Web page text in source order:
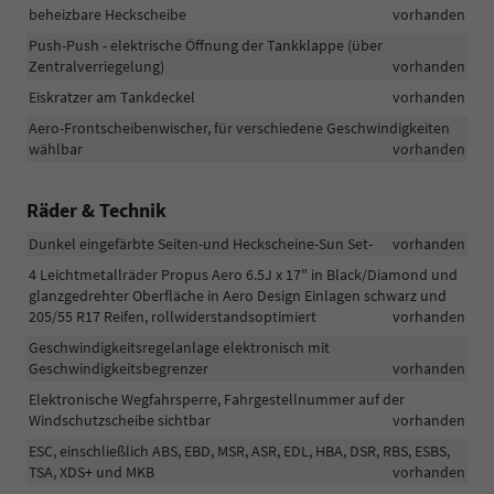
beheizbare Heckscheibe
vorhanden
Push-Push - elektrische Öffnung der Tankklappe (über
Zentralverriegelung)
vorhanden
Eiskratzer am Tankdeckel
vorhanden
Aero-Frontscheibenwischer, für verschiedene Geschwindigkeiten
wählbar
vorhanden
Räder & Technik
Dunkel eingefärbte Seiten-und Heckscheine-Sun Set-
vorhanden
4 Leichtmetallräder Propus Aero 6.5J x 17" in Black/Diamond und
glanzgedrehter Oberfläche in Aero Design Einlagen schwarz und
205/55 R17 Reifen, rollwiderstandsoptimiert
vorhanden
Geschwindigkeitsregelanlage elektronisch mit
Geschwindigkeitsbegrenzer
vorhanden
Elektronische Wegfahrsperre, Fahrgestellnummer auf der
Windschutzscheibe sichtbar
vorhanden
ESC, einschließlich ABS, EBD, MSR, ASR, EDL, HBA, DSR, RBS, ESBS,
TSA, XDS+ und MKB
vorhanden